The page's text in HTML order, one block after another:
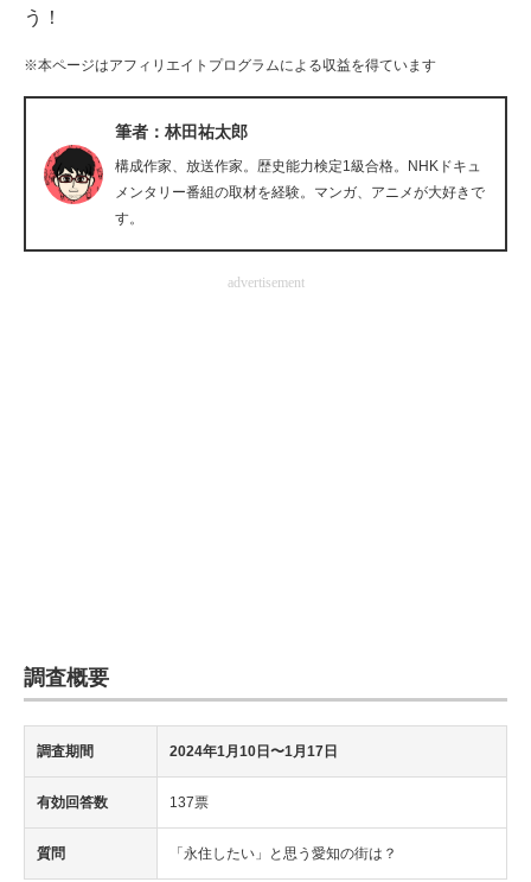
製造業のIT導入・活用を支援
モノづくり技術者専門サイト
エレクトロニクス専門サイト
電子設計の基本と応用
う！
※本ページはアフィリエイトプログラムによる収益を得ています
筆者：林田祐太郎
構成作家、放送作家。歴史能力検定1級合格。NHKドキュ
メンタリー番組の取材を経験。マンガ、アニメが大好きで
す。
advertisement
調査概要
調査期間 2024年1月10日〜1月17日
有効回答数 137票
質問 「永住したい」と思う愛知の街は？